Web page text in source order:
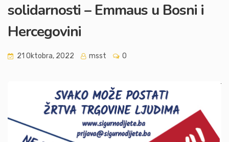
solidarnosti – Emmaus u Bosni i
Hercegovini
21 Oktobra, 2022 msst 0